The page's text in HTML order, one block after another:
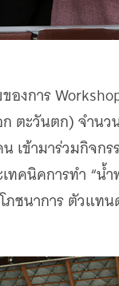
งการ
ตะวันตก) จำน
เข้ามาร่วมกิจ
คนิคการทำ “น้
นาการ ตัวแท